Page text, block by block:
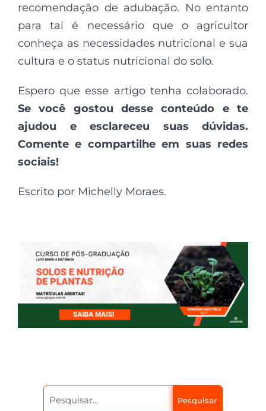
recomendação de adubação. No entanto
para tal é necessário que o agricultor
conheça as necessidades nutricional e sua
cultura e o status nutricional do solo.
Espero que esse artigo tenha colaborado.
Se você gostou desse conteúdo e te
ajudou e esclareceu suas dúvidas.
Comente e compartilhe em suas redes
sociais!
Escrito por Michelly Moraes.
Pesquisar